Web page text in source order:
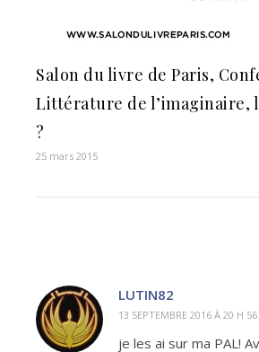
Salon du livre de Paris,
Littérature de
?
25 mars 2015
LUTIN82
13 SEPTEMBRE 2016 À 20 H
je les ai sur ma PAL!